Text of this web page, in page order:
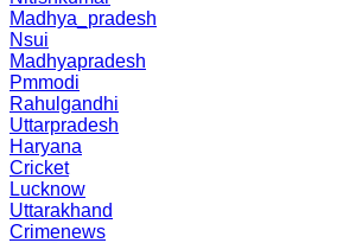
Madhya_pradesh
Nsui
Madhyapradesh
Pmmodi
Rahulgandhi
Uttarpradesh
Haryana
Cricket
Lucknow
Uttarakhand
Crimenews